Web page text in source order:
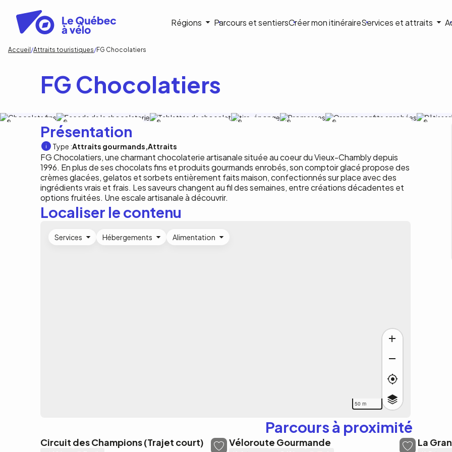
contenu
principal
Navigation
Régions Parcours et sentiersCréer mon itinéraireServices et attraits
Fil
d'Ariane
Accueil Attraits touristiques FG Chocolatiers
FG Chocolatiers
Chambly PhotographiePrésentation
Type :Attraits gourmands Attraits
FG Chocolatiers, une charmant chocolaterie artisanale située au coeur du Vieux-Chambly depuis
1996. En plus de ses chocolats fins et produits gourmands enrobés, son comptoir glacé propose des
crèmes glacées, gelatos et sorbets entièrement faits maison, confectionnés sur place avec des
ingrédients vrais et frais. Les saveurs changent au fil des semaines, entre créations décadentes et
options fruitées. Une escale artisanale à découvrir.
Localiser le contenu
50 m
Services Hébergements Alimentation
Parcours à proximité
Circuit des Champions (Trajet court) Véloroute Gourmande La